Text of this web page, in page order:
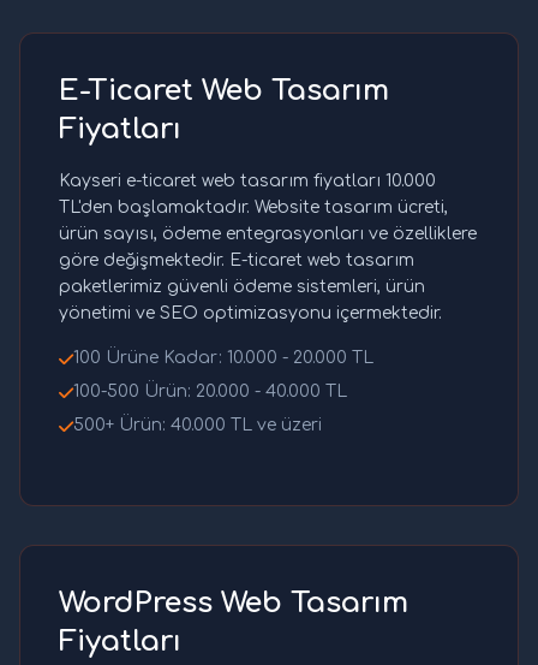
E-Ticaret Web Tasarım
Fiyatları
Kayseri e-ticaret web tasarım fiyatları 10.000
TL'den başlamaktadır. Website tasarım ücreti,
ürün sayısı, ödeme entegrasyonları ve özelliklere
göre değişmektedir. E-ticaret web tasarım
paketlerimiz güvenli ödeme sistemleri, ürün
yönetimi ve SEO optimizasyonu içermektedir.
100 Ürüne Kadar: 10.000 - 20.000 TL
100-500 Ürün: 20.000 - 40.000 TL
500+ Ürün: 40.000 TL ve üzeri
WordPress Web Tasarım
Fiyatları